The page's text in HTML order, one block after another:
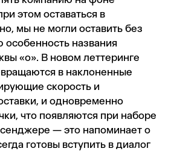
этом оставаться в
мы не могли оставить без
названия
«о». В новом леттеринге
в наклоненные
скорость и
и одновременно
что появляются при наборе
— это напоминает о
готовы вступить в диалог